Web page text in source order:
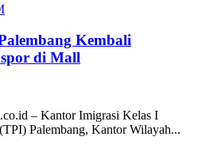
Kembali
di Mall
– Kantor Imigrasi Kelas I
Palembang, Kantor Wilayah...